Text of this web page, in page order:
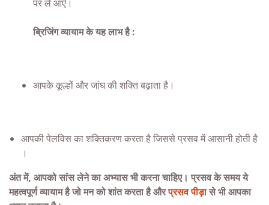
पर ले आऎं।
ब्रिजिंग व्यायाम के यह लाभ है :
आपके कूल्हों और जांघ की शक्ति बढ़ाता है।
आपकी पेलविस का शक्तिकरण करता है जिससे प्रसव में आसानी होती है
।
अंत में, आपको सांस लेने का अभ्यास भी करना चाहिए। प्रसव के समय ये
महत्वपूर्ण व्यायाम है जो मन को शांत करता है औरप्रसव पीड़ासे भी आपका